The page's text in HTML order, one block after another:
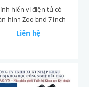
hiển vi điện tử có
hình Zooland 7 inch
Liên hệ